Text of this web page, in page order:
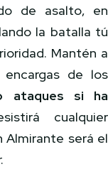
de asalto, en
la batalla tú
Mantén a
de los
ataques si ha
cualquier
Almirante será el